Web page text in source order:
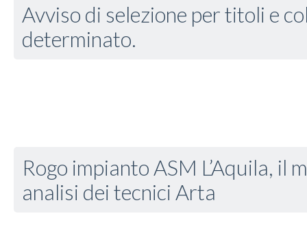
Avviso di selezione per titoli e
determinato.
Rogo impianto ASM L’Aquila, il
analisi dei tecnici Arta